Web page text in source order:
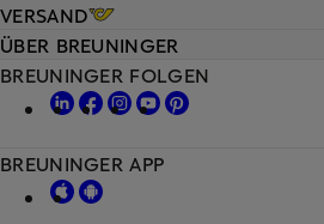
VERSAND
ÜBER BREUNINGER
BREUNINGER FOLGEN
BREUNINGER APP